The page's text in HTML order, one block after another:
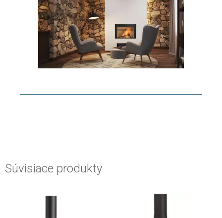
Súvisiace produkty